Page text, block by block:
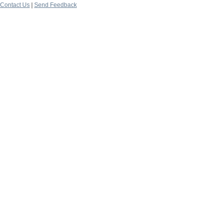
Contact Us
Send Feedback